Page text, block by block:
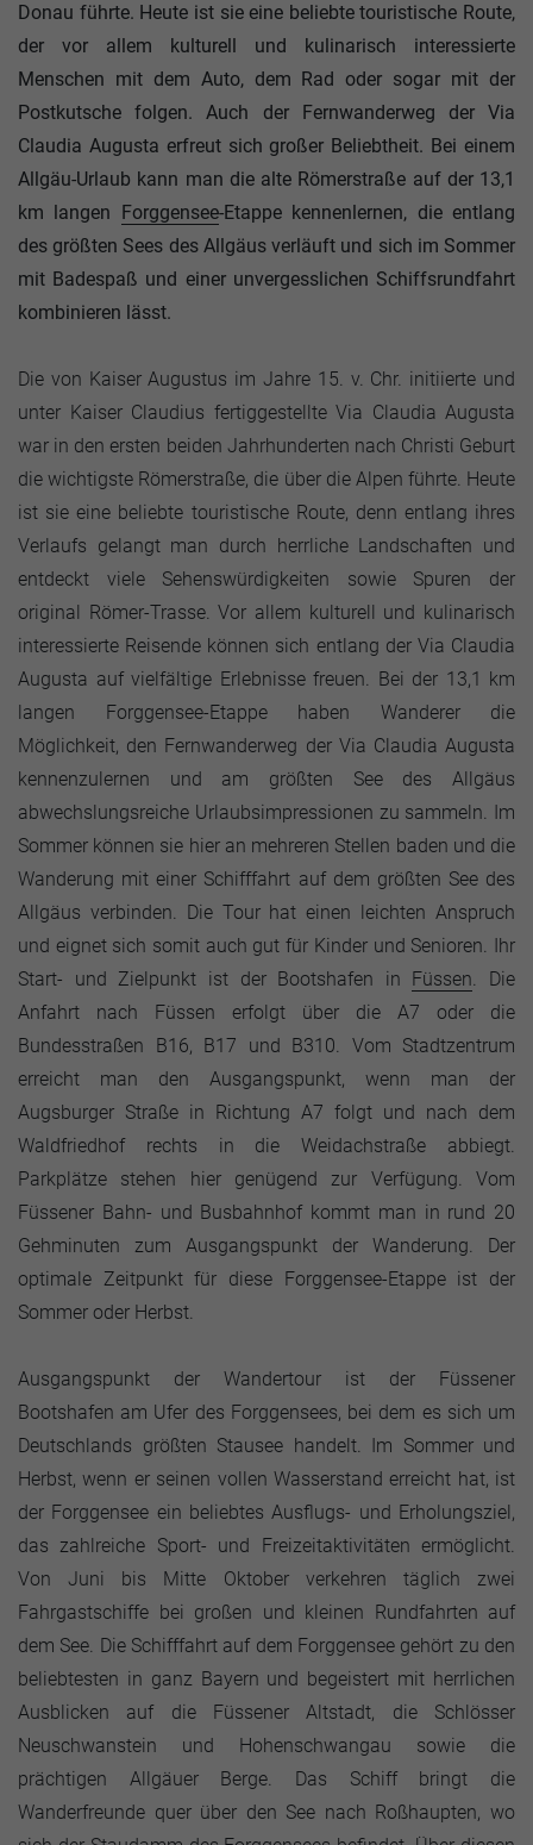
Donau führte. Heute ist sie eine beliebte touristische Route,
der vor allem kulturell und kulinarisch interessierte
Menschen mit dem Auto, dem Rad oder sogar mit der
Postkutsche folgen. Auch der Fernwanderweg der Via
Claudia Augusta erfreut sich großer Beliebtheit. Bei einem
Allgäu-Urlaub kann man die alte Römerstraße auf der 13,1
km langen Forggensee-Etappe kennenlernen, die entlang
des größten Sees des Allgäus verläuft und sich im Sommer
mit Badespaß und einer unvergesslichen Schiffsrundfahrt
kombinieren lässt.
Die von Kaiser Augustus im Jahre 15. v. Chr. initiierte und
unter Kaiser Claudius fertiggestellte Via Claudia Augusta
war in den ersten beiden Jahrhunderten nach Christi Geburt
die wichtigste Römerstraße, die über die Alpen führte. Heute
ist sie eine beliebte touristische Route, denn entlang ihres
Verlaufs gelangt man durch herrliche Landschaften und
entdeckt viele Sehenswürdigkeiten sowie Spuren der
original Römer-Trasse. Vor allem kulturell und kulinarisch
interessierte Reisende können sich entlang der Via Claudia
Augusta auf vielfältige Erlebnisse freuen. Bei der 13,1 km
langen Forggensee-Etappe haben Wanderer die
Möglichkeit, den Fernwanderweg der Via Claudia Augusta
kennenzulernen und am größten See des Allgäus
abwechslungsreiche Urlaubsimpressionen zu sammeln. Im
Sommer können sie hier an mehreren Stellen baden und die
Wanderung mit einer Schifffahrt auf dem größten See des
Allgäus verbinden. Die Tour hat einen leichten Anspruch
und eignet sich somit auch gut für Kinder und Senioren. Ihr
Start- und Zielpunkt ist der Bootshafen in Füssen. Die
Anfahrt nach Füssen erfolgt über die A7 oder die
Bundesstraßen B16, B17 und B310. Vom Stadtzentrum
erreicht man den Ausgangspunkt, wenn man der
Augsburger Straße in Richtung A7 folgt und nach dem
Waldfriedhof rechts in die Weidachstraße abbiegt.
Parkplätze stehen hier genügend zur Verfügung. Vom
Füssener Bahn- und Busbahnhof kommt man in rund 20
Gehminuten zum Ausgangspunkt der Wanderung. Der
optimale Zeitpunkt für diese Forggensee-Etappe ist der
Sommer oder Herbst.
Ausgangspunkt der Wandertour ist der Füssener
Bootshafen am Ufer des Forggensees, bei dem es sich um
Deutschlands größten Stausee handelt. Im Sommer und
Herbst, wenn er seinen vollen Wasserstand erreicht hat, ist
der Forggensee ein beliebtes Ausflugs- und Erholungsziel,
das zahlreiche Sport- und Freizeitaktivitäten ermöglicht.
Von Juni bis Mitte Oktober verkehren täglich zwei
Fahrgastschiffe bei großen und kleinen Rundfahrten auf
dem See. Die Schifffahrt auf dem Forggensee gehört zu den
beliebtesten in ganz Bayern und begeistert mit herrlichen
Ausblicken auf die Füssener Altstadt, die Schlösser
Neuschwanstein und Hohenschwangau sowie die
prächtigen Allgäuer Berge. Das Schiff bringt die
Wanderfreunde quer über den See nach Roßhaupten, wo